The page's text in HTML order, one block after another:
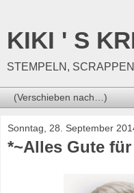
KIKI ' S
STEMPELN,
Sonntag, 28. September
*~Alles Gute